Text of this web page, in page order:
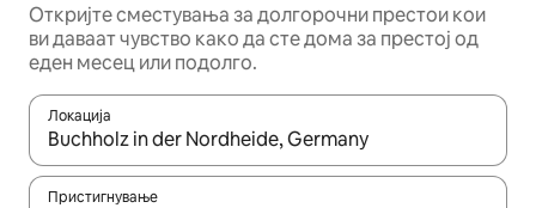
Откријте сместувања за долгорочни престои кои
ви даваат чувство како да сте дома за престој од
еден месец или подолго.
Локација
Кога резултатите се достапни, движете се со копчињата
Пристигнување